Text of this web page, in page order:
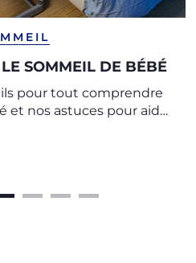
SOMMEIL DE BÉBÉ
pour tout comprendre
et nos astuces pour aider